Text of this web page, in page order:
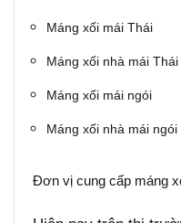
Máng xối mái Thái
Máng xối nhà mái Thái
Máng xối mái ngói
Máng xối nhà mái ngói
Đơn vị cung cấp máng